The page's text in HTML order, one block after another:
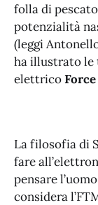
folla di
potenzialità
(leggi
ha illustrato le
elettrico
La filosofia di
fare
pensare
considera